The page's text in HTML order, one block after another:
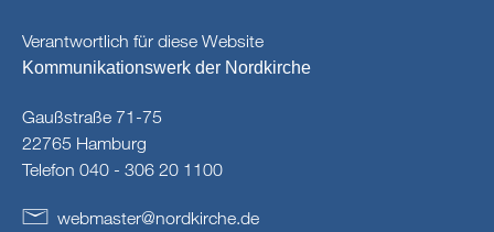
Verantwortlich für diese Website
Kommunikationswerk der Nordkirche
Gaußstraße 71-75
22765 Hamburg
Telefon 040 - 306 20 1100
webmaster@nordkirche de